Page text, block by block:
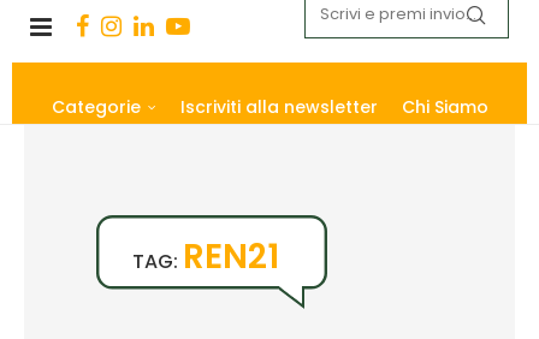
Categorie Iscriviti alla newsletter Chi Siamo
TAG: REN21